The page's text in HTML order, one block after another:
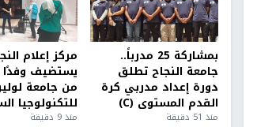
بمشاركة 25 مدرباً..
جامعة النجاح تطلق
دورة إعداد مدربي كرة
القدم المستوى (C)
منذ 51 دقيقة
مركز إعلام
يستضيف وفدًا
من جامعة
للتكنولوجيا
منذ 9 دقيقة